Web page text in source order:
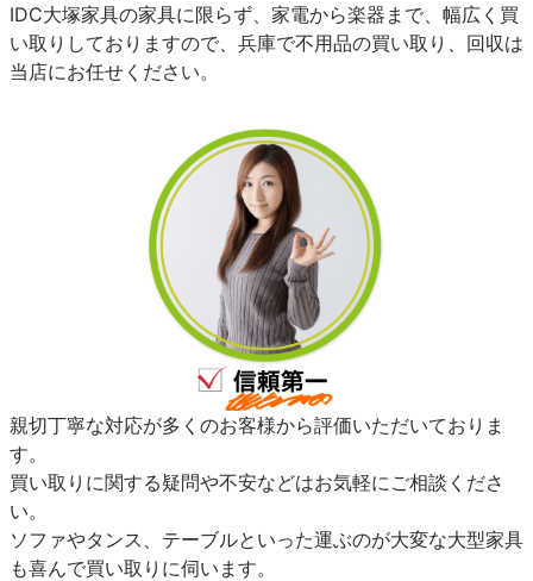
IDC大塚家具の家具に限らず、家電から楽器まで、幅広く買
い取りしておりますので、兵庫で不用品の買い取り、回収は
当店にお任せください。
親切丁寧な対応が多くのお客様から評価いただいておりま
す。
買い取りに関する疑問や不安などはお気軽にご相談くださ
い。
ソファやタンス、テーブルといった運ぶのが大変な大型家具
も喜んで買い取りに伺います。